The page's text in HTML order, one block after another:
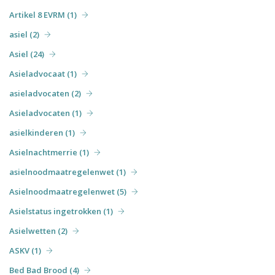
Artikel 8 EVRM (1)
asiel (2)
Asiel (24)
Asieladvocaat (1)
asieladvocaten (2)
Asieladvocaten (1)
asielkinderen (1)
Asielnachtmerrie (1)
asielnoodmaatregelenwet (1)
Asielnoodmaatregelenwet (5)
Asielstatus ingetrokken (1)
Asielwetten (2)
ASKV (1)
Bed Bad Brood (4)